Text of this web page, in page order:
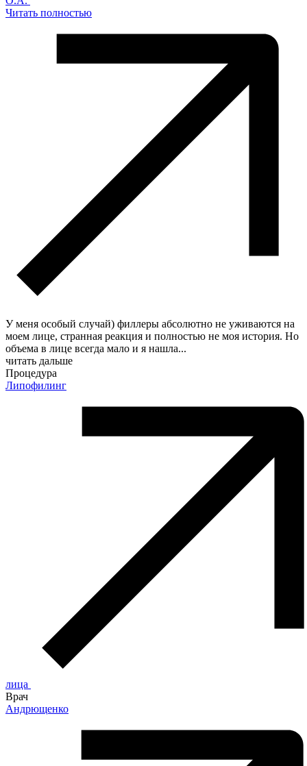
Читать полностью
У меня особый случай) филлеры абсолютно не уживаются на
моем лице, странная реакция и полностью не моя история. Но
объема в лице всегда мало и я нашла...
читать дальше
Процедура
Липофилинг
лица
Врач
Андрющенко